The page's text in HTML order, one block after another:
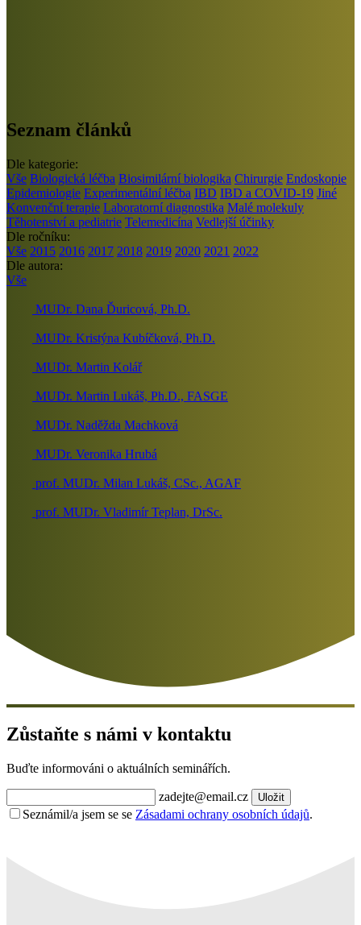
Seznam článků
Dle kategorie:
Vše Biologická léčba Biosimilární biologika Chirurgie Endoskopie
Epidemiologie Experimentální léčba IBD IBD a COVID-19 Jiné
Konvenční terapie Laboratorní diagnostika Malé molekuly
Těhotenství a pediatrie Telemedicína Vedlejší účinky
Dle ročníku:
Vše 2015 2016 2017 2018 2019 2020 2021 2022
Dle autora:
Vše
MUDr. Dana Ďuricová, Ph.D.
MUDr. Kristýna Kubíčková, Ph.D.
MUDr. Martin Kolář
MUDr. Martin Lukáš, Ph.D., FASGE
MUDr. Naděžda Machková
MUDr. Veronika Hrubá
prof. MUDr. Milan Lukáš, CSc., AGAF
prof. MUDr. Vladimír Teplan, DrSc.
Zůstaňte s námi v kontaktu
Buďte informováni o aktuálních seminářích.
zadejte@email.cz Uložit
Seznámil/a jsem se se Zásadami ochrany osobních údajů.